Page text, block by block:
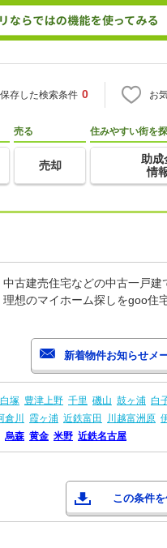
保存した検索条件 0 お
売る
売却
住みやすい街を
助成
情
古建売住宅などの中古一戸建
想のマイホーム探しをgoo住
白塚 豊津上野 千里 磯山 鼓ヶ浦 白
倉川 霞ヶ浦 近鉄富田 川越富洲原
烏森 黄金 米野 近鉄名古屋
この条件